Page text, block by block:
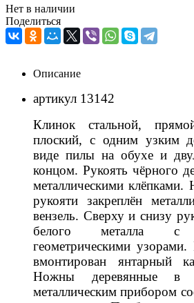
Нет в наличии
Поделиться
Описание
артикул 13142
Клинок стальной,
плоский, с одним узким
виде пилы на обухе и
концом. Рукоять чёрного
металлическими клёпками.
рукояти закреплён
вензель. Сверху и снизу
белого металла с
геометрическими
вмонтирован янтарный
Ножны деревянные
металлическим прибором